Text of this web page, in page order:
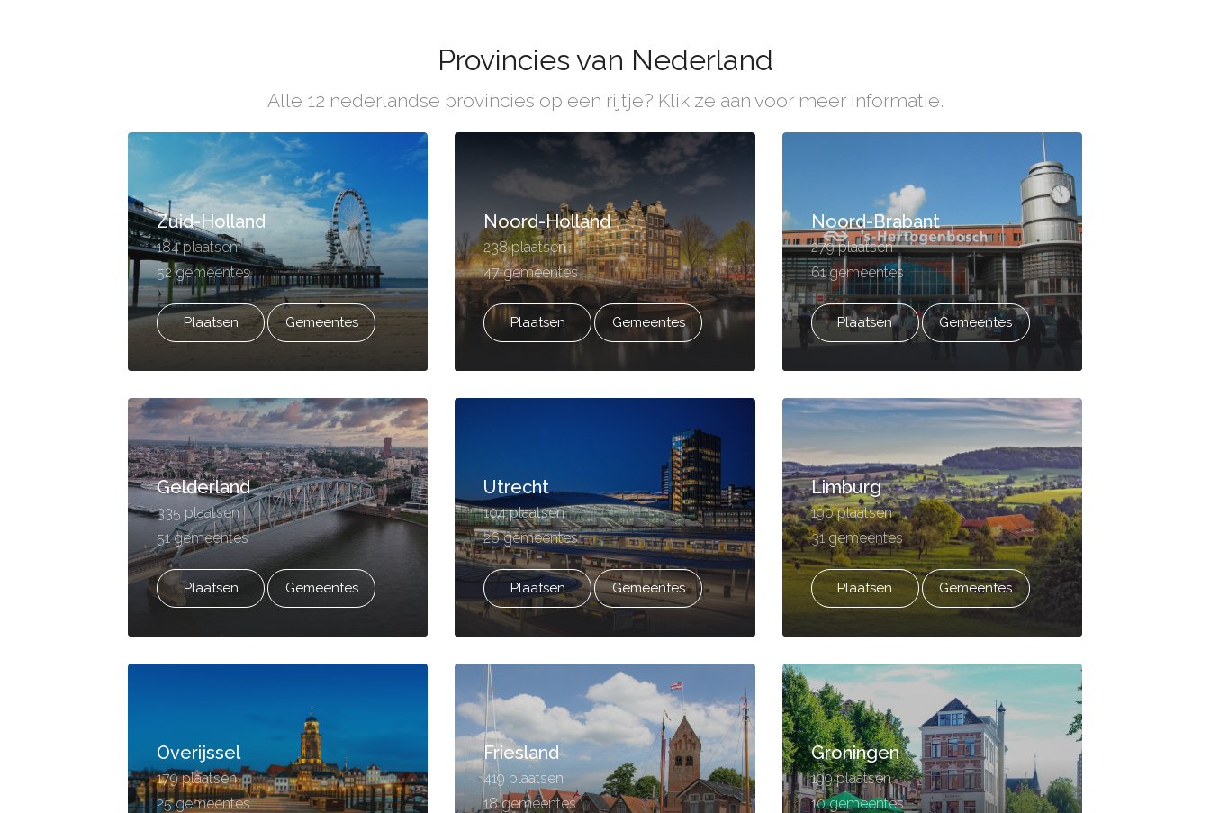
Provincies van Nederland
Alle 12 nederlandse provincies op een rijtje? Klik ze aan voor meer informatie.
Zuid-Holland
184 plaatsen
52 gemeentes
Plaatsen Gemeentes
Noord-Holland
238 plaatsen
47 gemeentes
Plaatsen Gemeentes
Noord-Brabant
279 plaatsen
61 gemeentes
Plaatsen Gemeentes
Gelderland
335 plaatsen
51 gemeentes
Plaatsen Gemeentes
Utrecht
104 plaatsen
26 gemeentes
Plaatsen Gemeentes
Limburg
190 plaatsen
31 gemeentes
Plaatsen Gemeentes
Overijssel
179 plaatsen
25 gemeentes
Friesland
419 plaatsen
18 gemeentes
Groningen
199 plaatsen
10 gemeentes